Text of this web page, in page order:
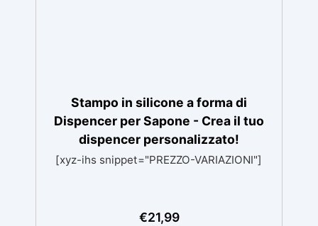
Stampo in silicone a forma di
Dispencer per Sapone - Crea il tuo
dispencer personalizzato!
[xyz-ihs snippet="PREZZO-VARIAZIONI"]
€21,99